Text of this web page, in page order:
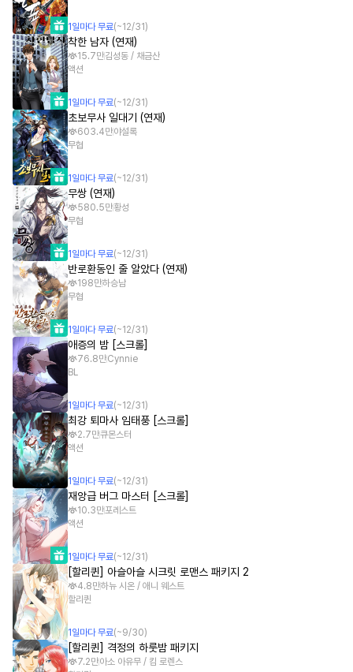
1 일마다 무료(~12/31 )
착한 남자 (연재)
15.7만김성동 / 채금산
액션
1 일마다 무료(~12/31 )
초보무사 일대기 (연재)
603.4만야설록
무협
1 일마다 무료(~12/31 )
무쌍 (연재)
580.5만황성
무협
1 일마다 무료(~12/31 )
반로환동인 줄 알았다 (연재)
198만하승남
무협
1 일마다 무료(~12/31 )
애증의 밤 [스크롤]
76.8만Cynnie
BL
1 일마다 무료(~12/31 )
최강 퇴마사 임태풍 [스크롤]
2.7만큐몬스터
액션
1 일마다 무료(~12/31 )
재앙급 버그 마스터 [스크롤]
10.3만포레스트
액션
1 일마다 무료(~12/31 )
[할리퀸] 아슬아슬 시크릿 로맨스 패키지 2
4.8만하뉴 시온 / 애니 웨스트
할리퀸
1 일마다 무료(~9/30)
[할리퀸] 격정의 하룻밤 패키지
7.2만아소 아유무 / 킴 로렌스